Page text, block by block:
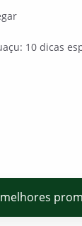
10 dicas
melhores